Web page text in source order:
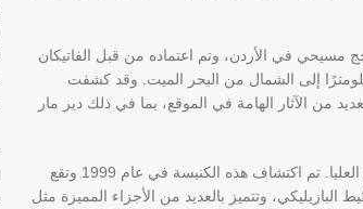
في الأردن، وتم اعتماده من قبل الفاتيكان
للمغطس الذي يقع على بُعد حوالي 11 كيلومترًا إلى الشمال من البحر الميت. وقد كشفت
الأثرية في العامين 1999 و2001 عن العديد من الآثار الهامة في الموقع، بما في ذلك دير مار
أحد الكنائس الرئيسية في مار الياس هو الكنيسة العليا. تم اكتشاف هذه الكنيسة في عام 1999 وتقع
وتتميز بالعديد من الأجزاء المميزة مثل